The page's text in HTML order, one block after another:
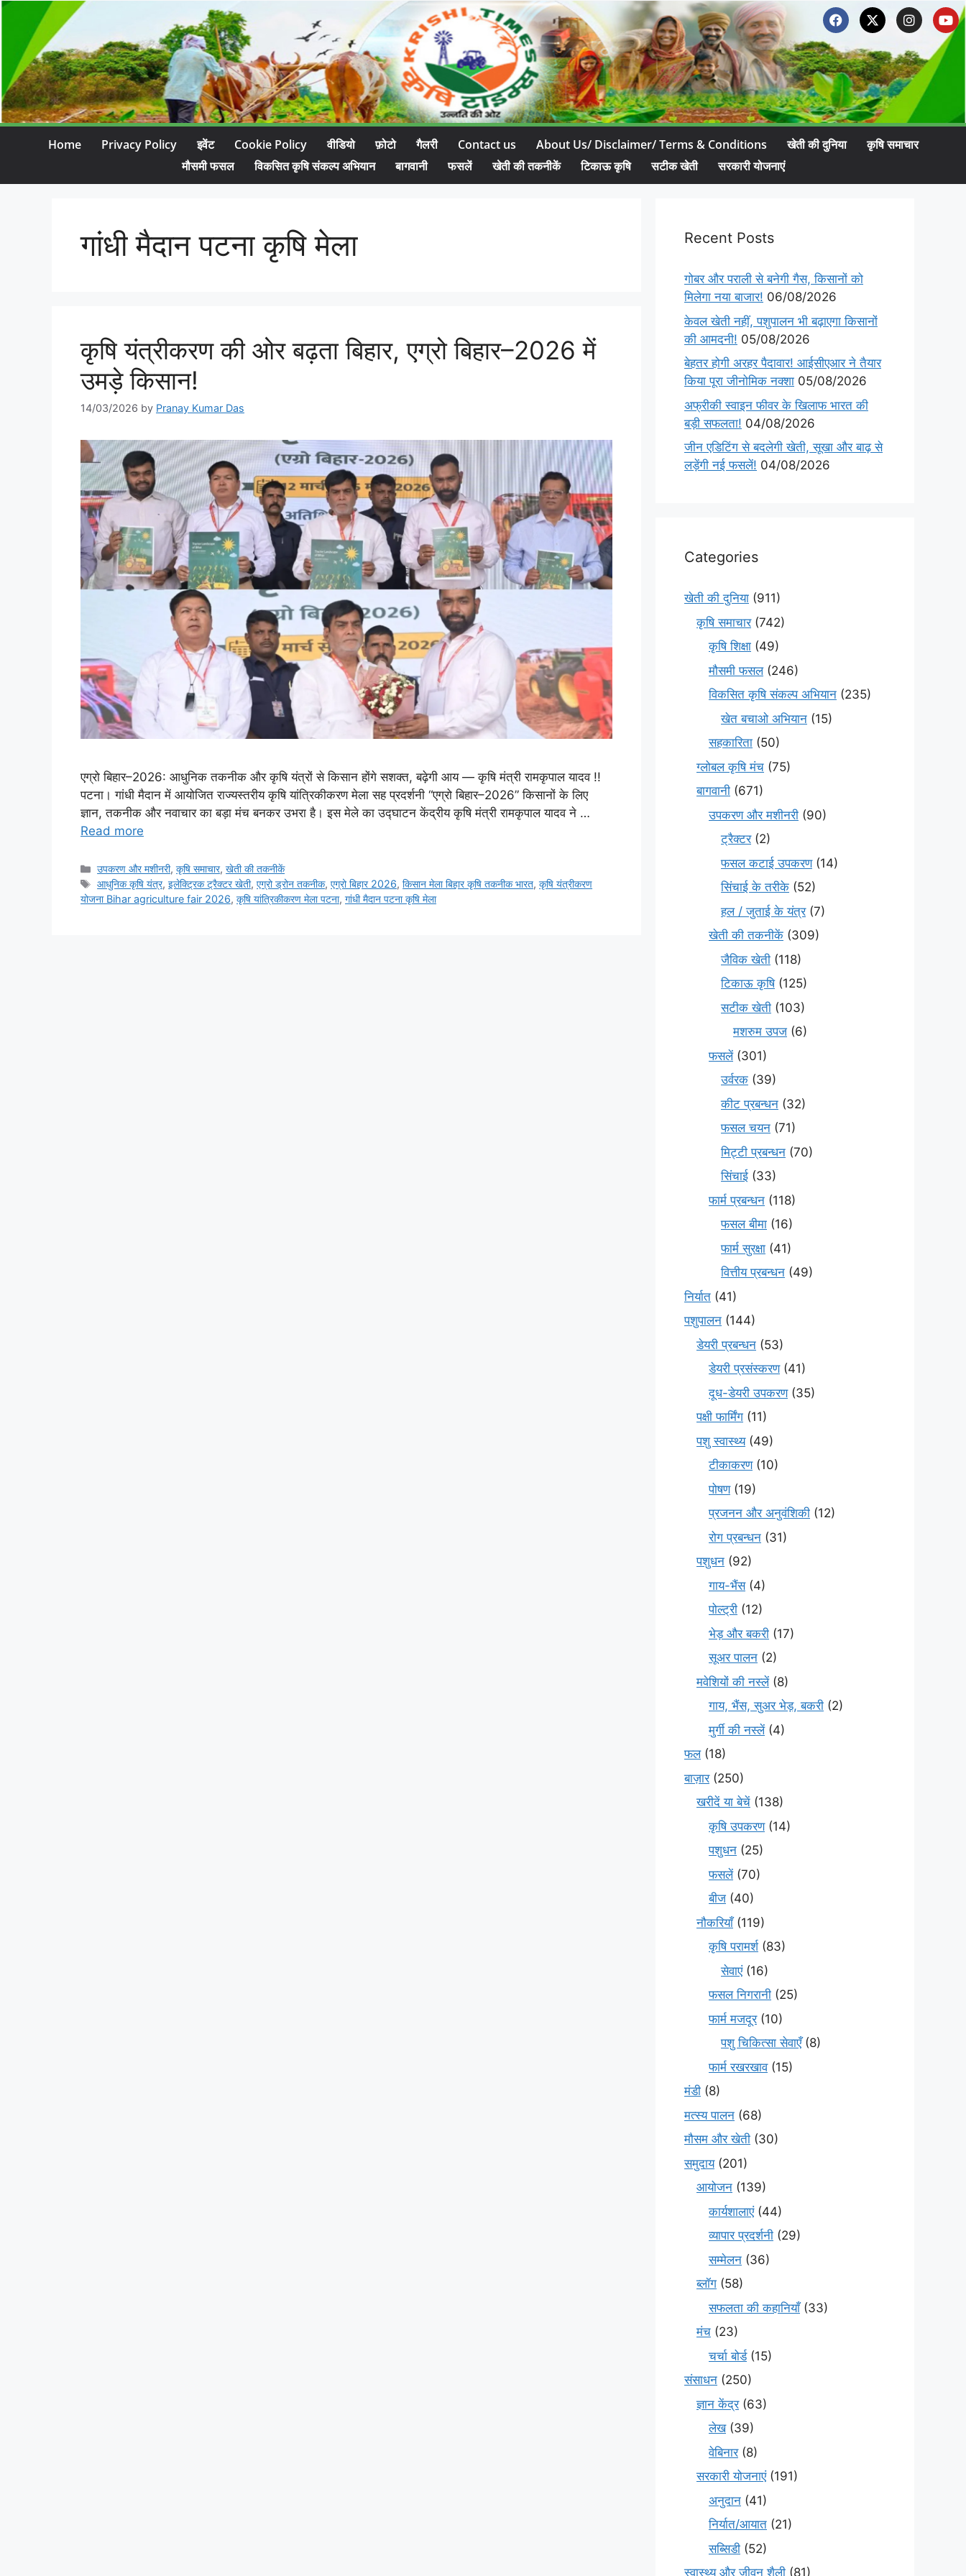
Home Privacy Policy इवेंट Cookie Policy वीडियो फ़ोटो गैलरी Contact us About Us/ Disclaimer/ Terms & Conditions खेती की दुनिया
कृषि समाचार
मौसमी फसल
विकसित कृषि संकल्प अभियान बागवानी फसलें खेती की तकनीकें टिकाऊ कृषि सटीक खेती सरकारी योजनाएं
गांधी मैदान पटना कृषि मेला
कृषि यंत्रीकरण की ओर बढ़ता बिहार, एग्रो बिहार–2026 में
उमड़े किसान!
14/03/2026 by Pranay Kumar Das
एग्रो बिहार–2026: आधुनिक तकनीक और कृषि यंत्रों से किसान होंगे सशक्त, बढ़ेगी आय — कृषि मंत्री रामकृपाल यादव !!
पटना। गांधी मैदान में आयोजित राज्यस्तरीय कृषि यांत्रिकीकरण मेला सह प्रदर्शनी “एग्रो बिहार–2026” किसानों के लिए
ज्ञान, तकनीक और नवाचार का बड़ा मंच बनकर उभरा है। इस मेले का उद्घाटन केंद्रीय कृषि मंत्री रामकृपाल यादव ने …
Read more
उपकरण और मशीनरी,कृषि समाचार,खेती की तकनीकें
आधुनिक कृषि यंत्र,इलेक्ट्रिक ट्रैक्टर खेती,एग्रो ड्रोन तकनीक,एग्रो बिहार 2026,किसान मेला बिहार कृषि तकनीक भारत,कृषि यंत्रीकरण
योजना Bihar agriculture fair 2026, कृषि यांत्रिकीकरण मेला पटना, गांधी मैदान पटना कृषि मेला
Recent Posts
गोबर और पराली से बनेगी गैस, किसानों को
मिलेगा नया बाजार! 06/08/2026
केवल खेती नहीं, पशुपालन भी बढ़ाएगा किसानों
की आमदनी! 05/08/2026
बेहतर होगी अरहर पैदावार! आईसीएआर ने तैयार
किया पूरा जीनोमिक नक्शा 05/08/2026
अफ्रीकी स्वाइन फीवर के खिलाफ भारत की
बड़ी सफलता! 04/08/2026
जीन एडिटिंग से बदलेगी खेती, सूखा और बाढ़ से
लड़ेंगी नई फसलें! 04/08/2026
Categories
खेती की दुनिया (911)
कृषि समाचार(742)
कृषि शिक्षा (49)
मौसमी फसल(246)
विकसित कृषि संकल्प अभियान (235)
खेत बचाओ अभियान (15)
सहकारिता (50)
ग्लोबल कृषि मंच (75)
बागवानी (671)
उपकरण और मशीनरी (90)
ट्रैक्टर(2)
फसल कटाई उपकरण(14)
सिंचाई के तरीके (52)
हल / जुताई के यंत्र(7)
खेती की तकनीकें (309)
जैविक खेती (118)
टिकाऊ कृषि(125)
सटीक खेती (103)
मशरुम उपज (6)
फसलें(301)
उर्वरक (39)
कीट प्रबन्धन (32)
फसल चयन (71)
मि‌ट्टी प्रबन्धन (70)
सिंचाई (33)
फार्म प्रबन्धन (118)
फसल बीमा (16)
फार्म सुरक्षा (41)
वित्तीय प्रबन्धन (49)
निर्यात (41)
पशुपालन (144)
डेयरी प्रबन्धन (53)
डेयरी प्रसंस्करण(41)
दूध-डेयरी उपकरण(35)
पक्षी फार्मिंग (11)
पशु स्वास्थ्य(49)
टीकाकरण(10)
पोषण(19)
प्रजनन और अनुवंशिकी (12)
रोग प्रबन्धन (31)
पशुधन (92)
गाय-भैंस(4)
पोल्ट्री (12)
भेड़ और बकरी (17)
सूअर पालन (2)
मवेशियों की नस्लें(8)
गाय, भैंस, सुअर भेड़, बकरी (2)
मुर्गी की नस्लें(4)
फल(18)
बाज़ार(250)
खरीदें या बेचें (138)
कृषि उपकरण(14)
पशुधन (25)
फसलें(70)
बीज (40)
नौकरियाँ(119)
कृषि परामर्श(83)
सेवाएं(16)
फसल निगरानी (25)
फार्म मजदूर(10)
पशु चिकित्सा सेवाएँ(8)
फार्म रखरखाव(15)
मंडी (8)
मत्स्य पालन (68)
मौसम और खेती (30)
समुदाय(201)
आयोजन (139)
कार्यशालाएं(44)
व्यापार प्रदर्शनी (29)
सम्मेलन (36)
ब्लॉग (58)
सफलता की कहानियाँ(33)
मंच (23)
चर्चा बोर्ड(15)
संसाधन (250)
ज्ञान केंद्र(63)
लेख(39)
वेबिनार(8)
सरकारी योजनाएं(191)
अनुदान (41)
निर्यात/आयात (21)
सब्सिडी (52)
स्वास्थ्य और जीवन शैली (81)